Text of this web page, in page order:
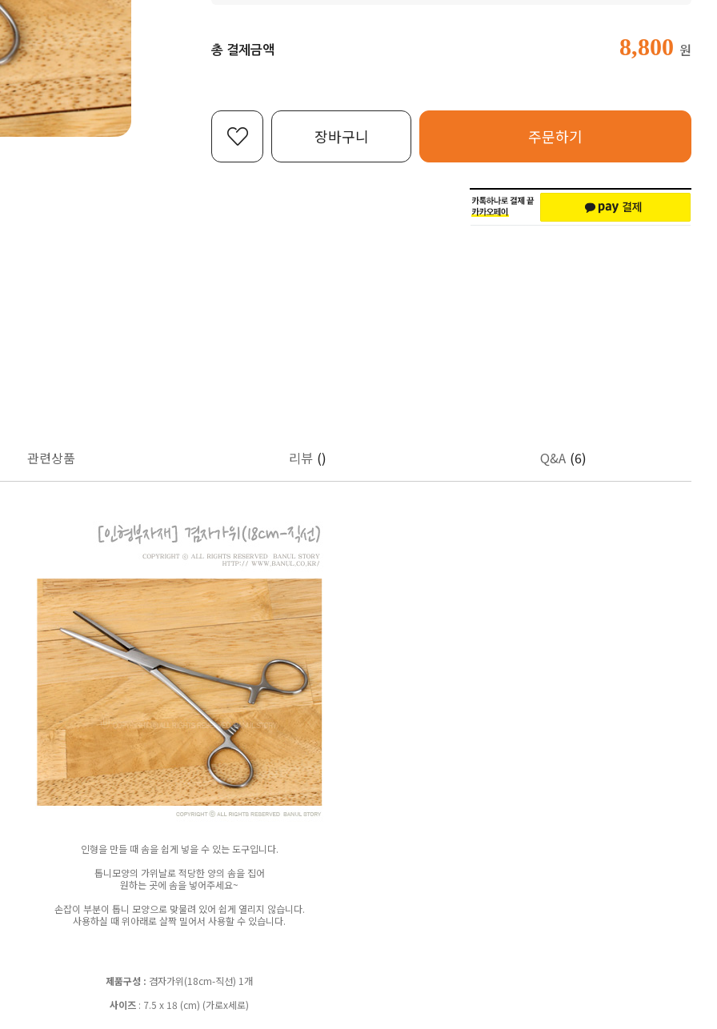
총 결제금액 8,800 원
장바구니 주문하기
관련상품 리뷰 () Q&A (6)
인형을 만들 때 솜을 쉽게 넣을 수 있는 도구입니다.
톱니모양의 가위날로 적당한 양의 솜을 집어
원하는 곳에 솜을 넣어주세요~
손잡이 부분이 톱니 모양으로 맞물려 있어 쉽게 열리지 않습니다.
사용하실 때 위아래로 살짝 밀어서 사용할 수 있습니다.
제품구성 : 겸자가위(18cm-직선) 1개
사이즈 : 7.5 x 18 (cm) (가로x세로)